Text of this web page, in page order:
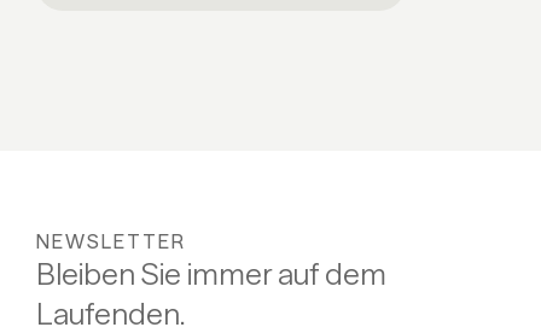
NEWSLETTER
Bleiben Sie immer auf dem
Laufenden.